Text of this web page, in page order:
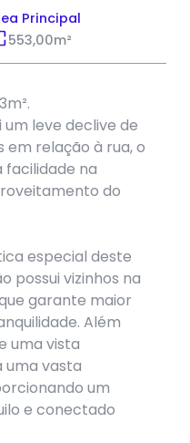
Principal
553,00m²
leve declive de
em relação à rua, o
na
do
especial deste
possui vizinhos na
garante maior
Além
uma vista
uma vasta
um
e conectado